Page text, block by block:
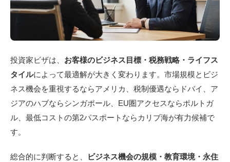
投資家ビザは、 お客様のビジネス目標・税務戦略・ライフス
タイルによって最適解が大きく変わります。市場規模とビジ
ネス機会を重視するならアメリカ、税制優遇ならドバイ、ア
ジアのハブならシンガポール、EU圏アクセスならポルトガ
ル、最低コストの第2パスポートならカリブ海が有力候補で
す。
総合的に判断すると、
ビジネス機会の規模・教育環境・永住